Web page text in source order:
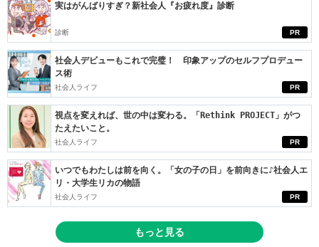
PR
実はがんばりすぎ？新社会人『お疲れ度』診断
診断
PR
社会人デビューもこれで完璧！ 印象アップのセルフプロデュー
ス術
社会人ライフ
PR
視点を変えれば、世の中は変わる。「Rethink PROJECT」がつ
たえたいこと。
社会人ライフ
PR
いつでもわたしは前を向く。「女の子の日」を前向きに♪社会人エ
リ・大学生リカの物語
社会人ライフ
もっと見る